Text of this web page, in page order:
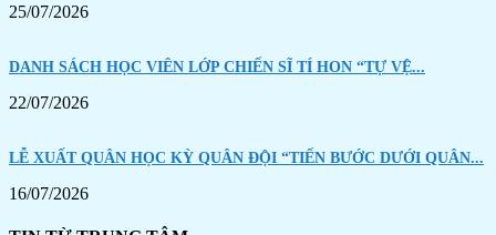
25/07/2026
DANH SÁCH HỌC VIÊN LỚP CHIẾN SĨ TÍ HON “TỰ VỆ...
22/07/2026
LỄ XUẤT QUÂN HỌC KỲ QUÂN ĐỘI “TIẾN BƯỚC DƯỚI QUÂN...
16/07/2026